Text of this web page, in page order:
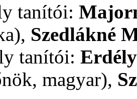
tanítói:
Szedlákné
tanítói:
magyar),